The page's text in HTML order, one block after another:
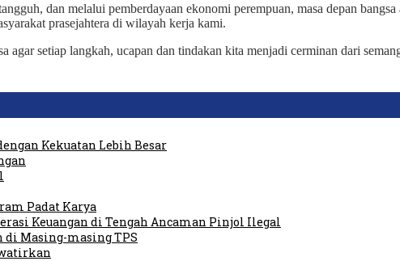
dan melalui pemberdayaan ekonomi perempuan, masa depan
prasejahtera di wilayah kerja kami.
setiap langkah, ucapan dan tindakan kita menjadi cerminan dari
Kekuatan Lebih Besar
Padat Karya
Keuangan di Tengah Ancaman Pinjol Ilegal
di Masing-masing TPS